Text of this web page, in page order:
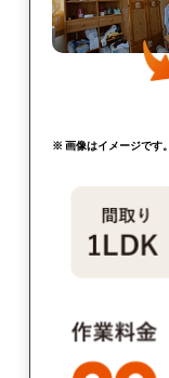
※ 画像はイメージです。